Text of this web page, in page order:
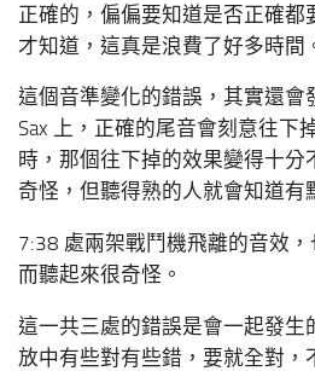
正確的，偏偏要知道是否正確都
才知道，這真是浪費了好多時間
這個音準變化的錯誤，其實還會
Sax 上，正確的尾音會刻意往下
時，那個往下掉的效果變得十分
奇怪，但聽得熟的人就會知道有
7:38 處兩架戰鬥機飛離的音效
而聽起來很奇怪。
這一共三處的錯誤是會一起發生
放中有些對有些錯，要就全對，